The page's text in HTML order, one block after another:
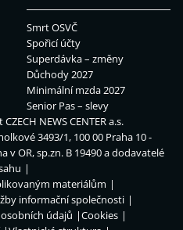
Smrt OSVČ
Spořicí účty
Superdávka – změny
Důchody 2027
Minimální mzda 2027
Senior Pas – slevy
CZECH NEWS CENTER a.s.
3493/1, 100 00 Praha 10 -
v OR, sp.zn. B 19490 a dodavatelé
materiálům
informační společnosti
údajů
Cookies